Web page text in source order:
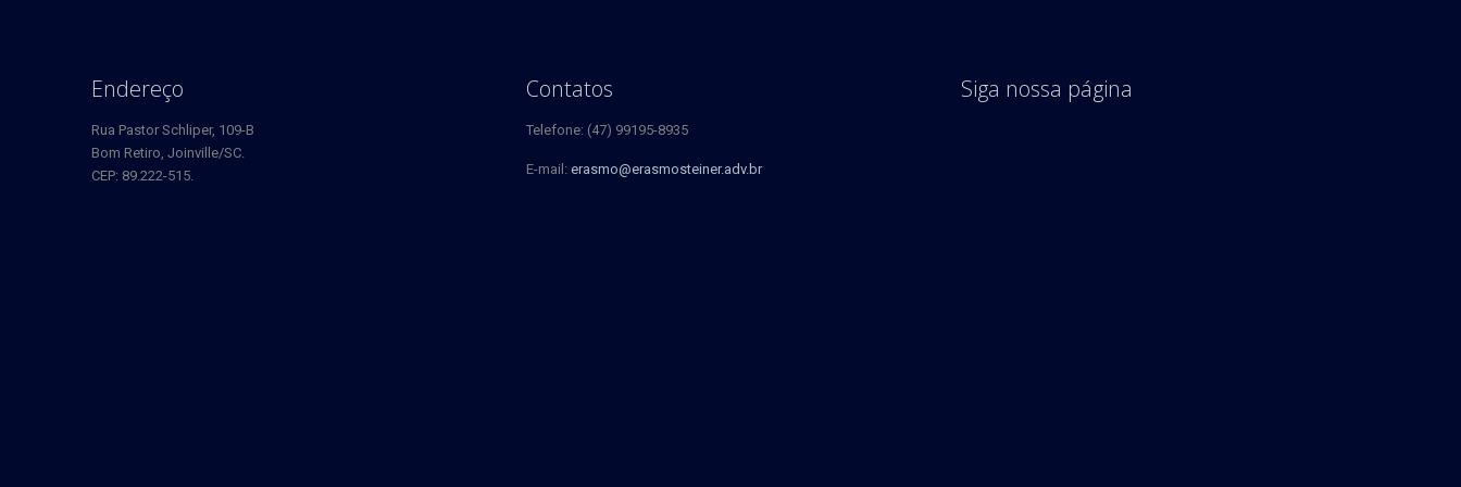
Endereço
Rua Pastor Schliper, 109-B
Bom Retiro, Joinville/SC.
CEP: 89.222-515.
Contatos
Telefone: (47) 99195-8935
E-mail: erasmo@erasmosteiner.adv.br
Siga nossa página